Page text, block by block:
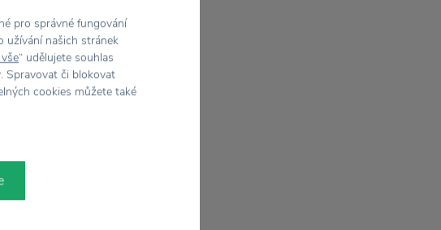
pro správné fungování
užívání našich stránek
“ udělujete souhlas
Spravovat či blokovat
cookies můžete také